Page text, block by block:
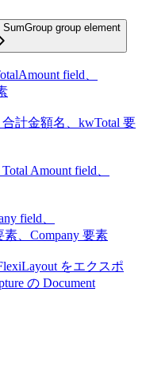
group element
field、
合計金額名、kwTotal 要
Amount field、
field、
素、Company 要素
をエクスポ
の Document